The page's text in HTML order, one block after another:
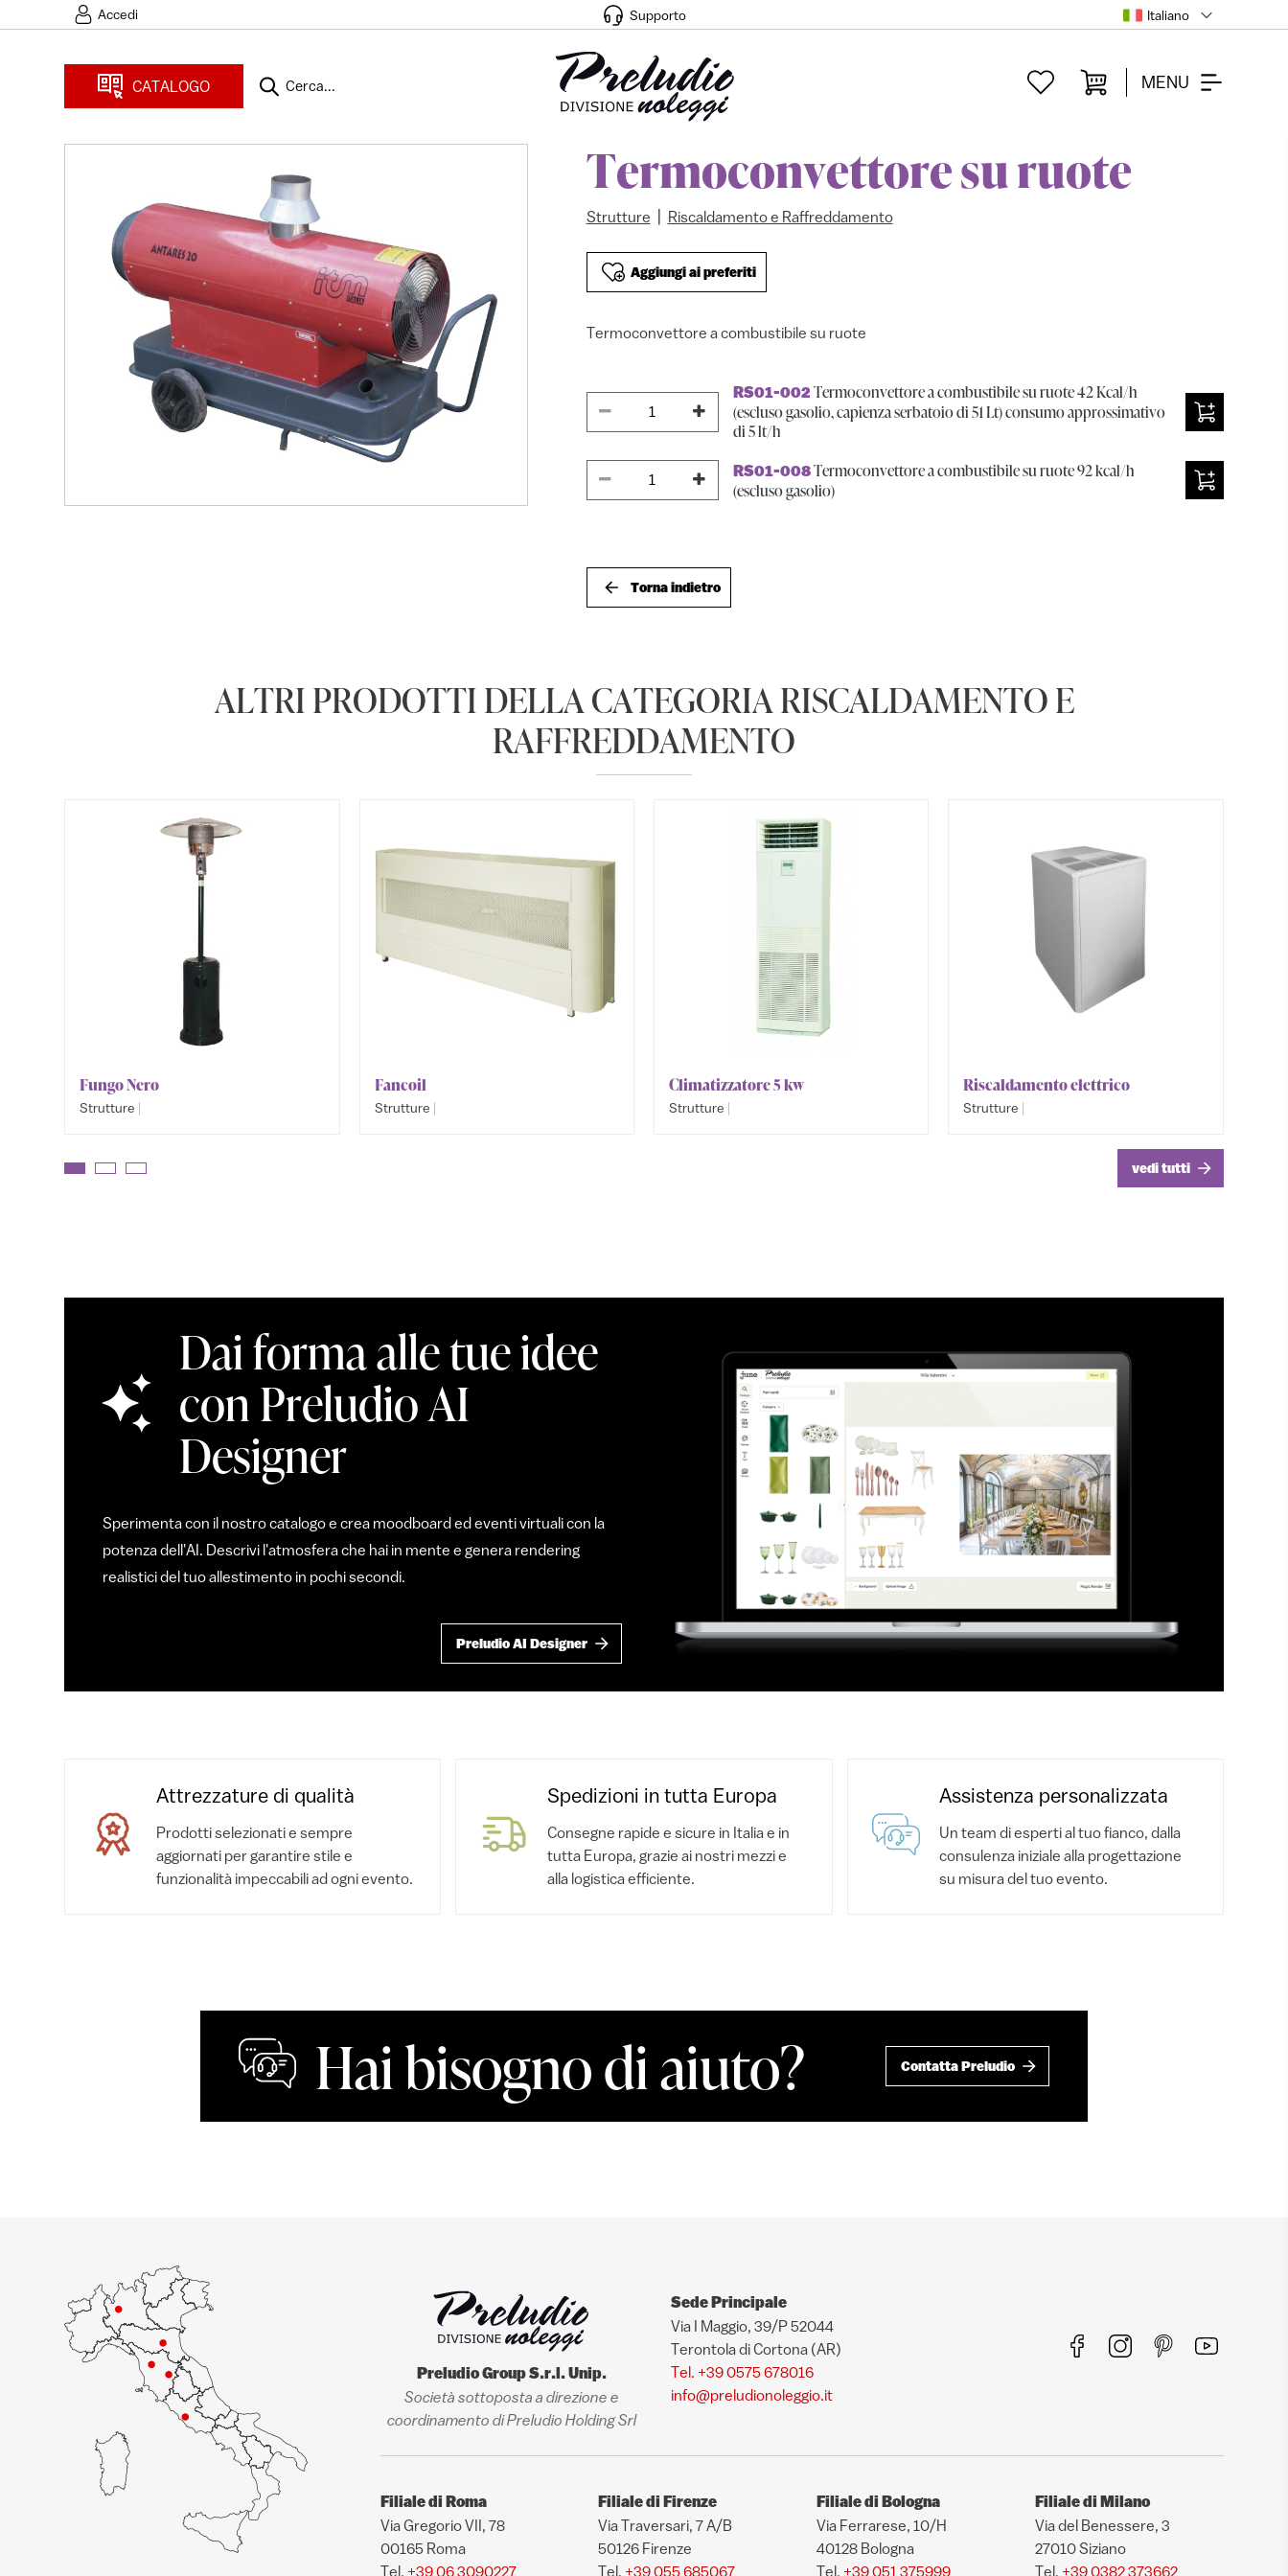
Accedi Supporto Italiano
CATALOGO Cerca... MENU
Termoconvettore su ruote
Strutture Riscaldamento e Raffreddamento
Aggiungi ai preferiti
Termoconvettore a combustibile su ruote
RS01-002 Termoconvettore a combustibile su ruote 42 Kcal/h
(escluso gasolio, capienza serbatoio di 51 Lt) consumo approssimativo
di 5 lt/h
RS01-008Termoconvettore a combustibile su ruote 92 kcal/h
(escluso gasolio)
Torna indietro
ALTRI PRODOTTI DELLA CATEGORIA RISCALDAMENTO E
RAFFREDDAMENTO
Fungo Nero
Strutture |
Fancoil
Strutture |
Climatizzatore 5 kw
Strutture |
Riscaldamento elettrico
Strutture |
vedi tutti
Dai forma alle tue idee
con Preludio AI
Designer
Sperimenta con il nostro catalogo e crea moodboard ed eventi virtuali con la
potenza dell'AI. Descrivi l'atmosfera che hai in mente e genera rendering
realistici del tuo allestimento in pochi secondi.
Preludio AI Designer
Attrezzature di qualità
Prodotti selezionati e sempre
aggiornati per garantire stile e
funzionalità impeccabili ad ogni evento.
Spedizioni in tutta Europa
Consegne rapide e sicure in Italia e in
tutta Europa, grazie ai nostri mezzi e
alla logistica efficiente.
Assistenza personalizzata
Un team di esperti al tuo fianco, dalla
consulenza iniziale alla progettazione
su misura del tuo evento.
Hai bisogno di aiuto? Contatta Preludio
Preludio Group S.r.l. Unip.
Società sottoposta a direzione e
coordinamento di Preludio Holding Srl
Sede Principale
Via I Maggio, 39/P 52044
Terontola di Cortona (AR)
Tel. +39 0575 678016
info@preludionoleggio.it
Filiale di Roma
Via Gregorio VII, 78
00165 Roma
Tel. +39 06 3090227
Filiale di Firenze
Via Traversari, 7 A/B
50126 Firenze
Tel. +39 055 685067
Filiale di Bologna
Via Ferrarese, 10/H
40128 Bologna
Tel. +39 051 375999
Filiale di Milano
Via del Benessere, 3
27010 Siziano
Tel. +39 0382 373662